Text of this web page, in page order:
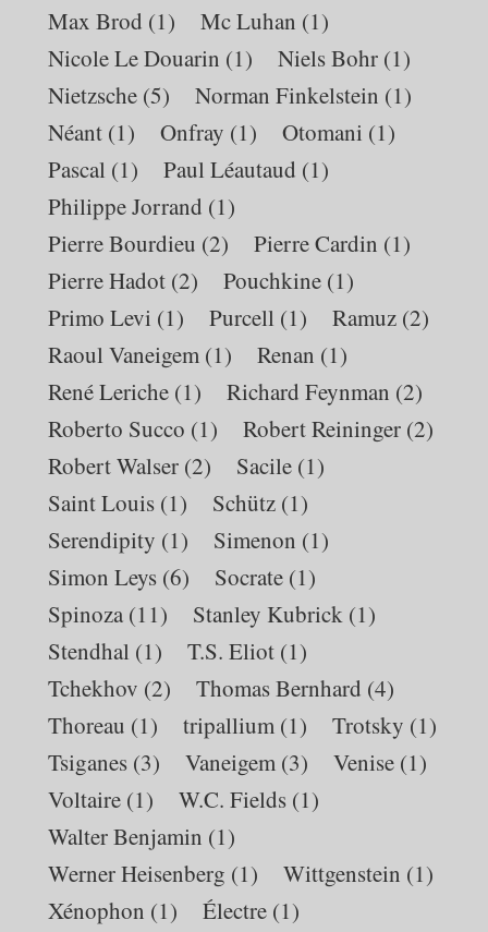
Max Brod (1) Mc Luhan (1)
Nicole Le Douarin (1) Niels Bohr (1)
Nietzsche (5) Norman Finkelstein (1)
Néant (1) Onfray (1) Otomani (1)
Pascal (1) Paul Léautaud (1)
Philippe Jorrand (1)
Pierre Bourdieu (2) Pierre Cardin (1)
Pierre Hadot (2) Pouchkine (1)
Primo Levi (1) Purcell (1) Ramuz (2)
Raoul Vaneigem (1) Renan (1)
René Leriche (1) Richard Feynman (2)
Roberto Succo (1) Robert Reininger (2)
Robert Walser (2) Sacile (1)
Saint Louis (1) Schütz (1)
Serendipity (1) Simenon (1)
Simon Leys (6) Socrate (1)
Spinoza (11) Stanley Kubrick (1)
Stendhal (1) T.S. Eliot (1)
Tchekhov (2) Thomas Bernhard (4)
Thoreau (1) tripallium (1) Trotsky (1)
Tsiganes (3) Vaneigem (3) Venise (1)
Voltaire (1) W.C. Fields (1)
Walter Benjamin (1)
Werner Heisenberg (1) Wittgenstein (1)
Xénophon (1) Électre (1)